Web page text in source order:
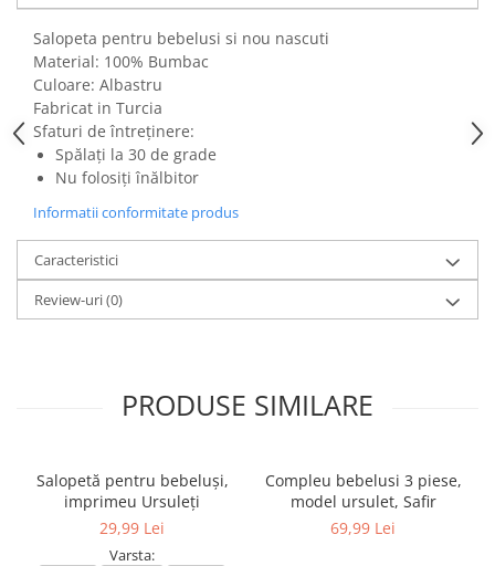
Salopeta pentru bebelusi si nou nascuti
Material: 100% Bumbac
Culoare: Albastru
Fabricat in Turcia
Sfaturi de întreținere:
Spălați la 30 de grade
Nu folosiți înălbitor
Informatii conformitate produs
Caracteristici
Review-uri(0)
PRODUSE SIMILARE
Salopetă pentru bebeluși,
imprimeu Ursuleți
29,99 Lei
Varsta:
Compleu bebelusi 3 piese,
model ursulet, Safir
69,99 Lei